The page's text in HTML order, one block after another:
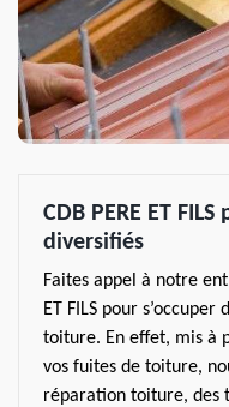
CDB PERE ET
diversifiés
Faites appel à notre
ET FILS pour
toiture. En effet, mis à
vos fuites de toiture,
réparation toiture, des